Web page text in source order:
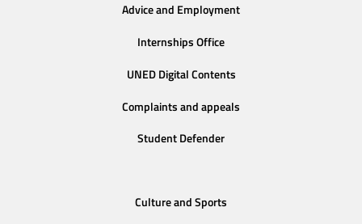
Advice and Employment
Internships Office
UNED Digital Contents
Complaints and appeals
Student Defender
Culture and Sports